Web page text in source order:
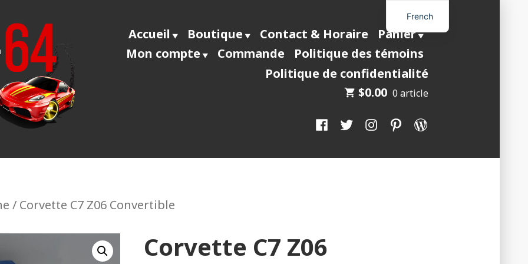
Accueil Boutique Contact & Horaire
Panier
Mon compte
Commande
Politique des témoins
Politique de confidentialité
$0.00 0 article
Facebook
TwitterInstagram
PinterestWordPress
/ Corvette C7 Z06 Convertible
Corvette C7 Z06
French